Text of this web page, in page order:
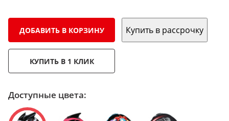
ДОБАВИТЬ В КОРЗИНУ Купить в рассрочку
КУПИТЬ В 1 КЛИК
Доступные цвета: